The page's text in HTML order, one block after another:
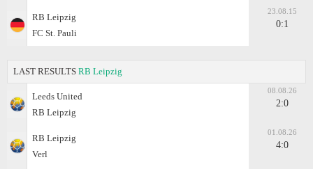
RB Leipzig
FC St. Pauli
23.08.15
0:1
LAST RESULTS RB Leipzig
Leeds United
RB Leipzig
08.08.26
2:0
RB Leipzig
Verl
01.08.26
4:0